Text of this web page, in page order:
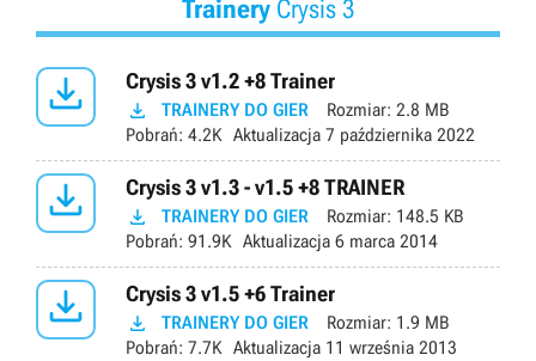
TraineryCrysis 3
 Crysis 3 v1.2 +8 Trainer
 TRAINERY DO GIER Rozmiar: 2.8 MB
Pobrań: 4.2K Aktualizacja 7 października 2022
 Crysis 3 v1.3 - v1.5 +8 TRAINER
 TRAINERY DO GIER Rozmiar: 148.5 KB
Pobrań: 91.9K Aktualizacja 6 marca 2014
 Crysis 3 v1.5 +6 Trainer
 TRAINERY DO GIER Rozmiar: 1.9 MB
Pobrań: 7.7K Aktualizacja 11 września 2013